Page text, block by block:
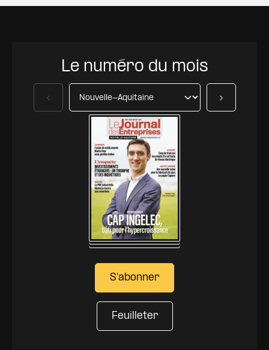
Le numéro du mois
S'abonner
Feuilleter
Précédent Suivant